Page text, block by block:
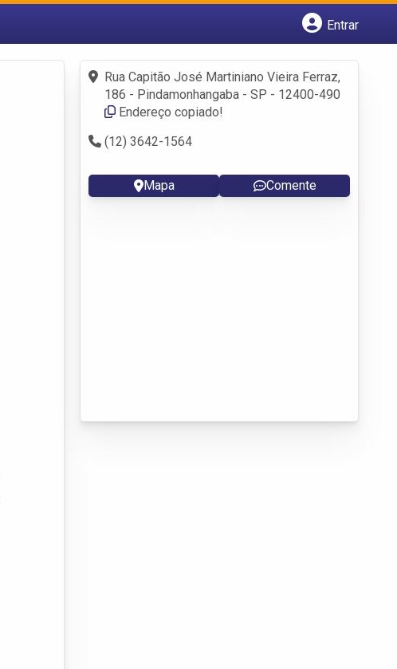
Entrar
Fazer login
Criar conta
Rua Capitão José Martiniano Vieira Ferraz,
186 - Pindamonhangaba - SP - 12400-490
Endereço copiado!
(12) 3642-1564
Mapa Comente